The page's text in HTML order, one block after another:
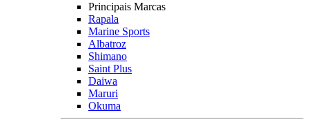
Principais Marcas
Rapala
Marine Sports
Albatroz
Shimano
Saint Plus
Daiwa
Maruri
Okuma